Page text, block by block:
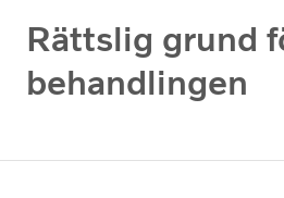
Rättslig grund
behandlingen